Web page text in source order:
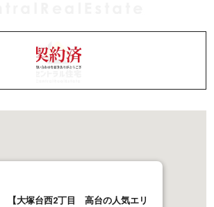
【大塚台西2丁目 高台の人気エリ